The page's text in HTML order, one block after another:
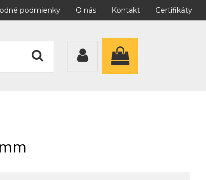
podmienky O nás Kontakt Certifikáty